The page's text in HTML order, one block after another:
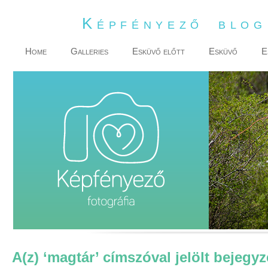
Képfényező
Home Galleries Esküvő előtt Esküvő
A(z) ‘magtár’ címszóval jelölt